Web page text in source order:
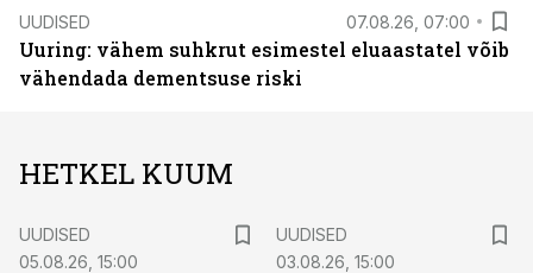
UUDISED 07.08.26, 07:00
Uuring: vähem suhkrut esimestel eluaastatel võib
vähendada dementsuse riski
HETKEL KUUM
UUDISED
05.08.26, 15:00
UUDISED
03.08.26, 15:00